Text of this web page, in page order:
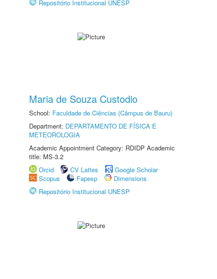
Repositório Institucional UNESP
Maria de Souza Custodio
School: Faculdade de Ciências (Câmpus de Bauru)
Department: DEPARTAMENTO DE FÍSICA E
METEOROLOGIA
Academic Appointment Category: RDIDP Academic
title: MS-3.2
Orcid
CV Lattes
Google Scholar
Scopus
Fapesp
Dimensions
Repositório Institucional UNESP